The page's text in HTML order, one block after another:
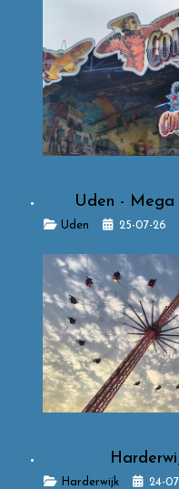
Uden - Mega
Details
Uden 25-07-26
DetailsHarderwijk 24-